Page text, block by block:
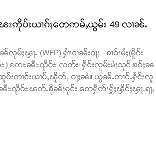
းဢိုပ်းယၢၵ်ႈတေဢမ်ႇယွမ်း 49 လၢၼ်ႉ
ၾႃႉ (WFP) ႁၢႆးငၢၼ်းဝႃႈ - ၶၢဝ်းမႆႈ(မိူင်း
ဢႄႊၼီႊၺဵဝ်ႊ လတ်း၊ ႁႅင်းလူမ်းမႆႈသုင် ၶဝ်ႈၼ
းတၢင်းယၢပ်ႇၽိုတ်ႇ ဝႃႈၼႆ။ ယွၼ်ႉတၢင်ႉႁႅင်းလူ
ၺဵဝ်ႊၽတ်ႉၶိုၼ်ႈၵုင်း တေႁဵတ်းႁႂ်ႈၾိင်ႈၾႃႉရႃႇ